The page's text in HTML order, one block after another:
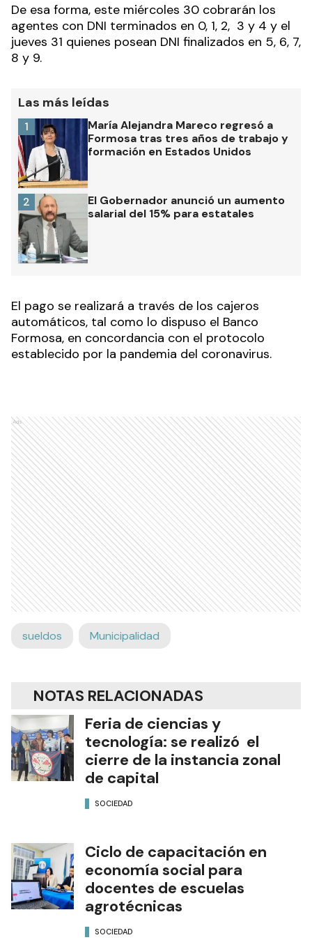
De esa forma, este miércoles 30 cobrarán los
agentes con DNI terminados en 0, 1, 2, 3 y 4 y el
jueves 31 quienes posean DNI finalizados en 5, 6, 7,
8 y 9.
Las más leídas
María Alejandra Mareco regresó a
Formosa tras tres años de trabajo y
formación en Estados Unidos
1
El Gobernador anunció un aumento
salarial del 15% para estatales
2
El pago se realizará a través de los cajeros
automáticos, tal como lo dispuso el Banco
Formosa, en concordancia con el protocolo
establecido por la pandemia del coronavirus.
Ads
sueldos Municipalidad
NOTAS RELACIONADAS
Feria de ciencias y
tecnología: se realizó el
cierre de la instancia zonal
de capital
SOCIEDAD
Ciclo de capacitación en
economía social para
docentes de escuelas
agrotécnicas
SOCIEDAD